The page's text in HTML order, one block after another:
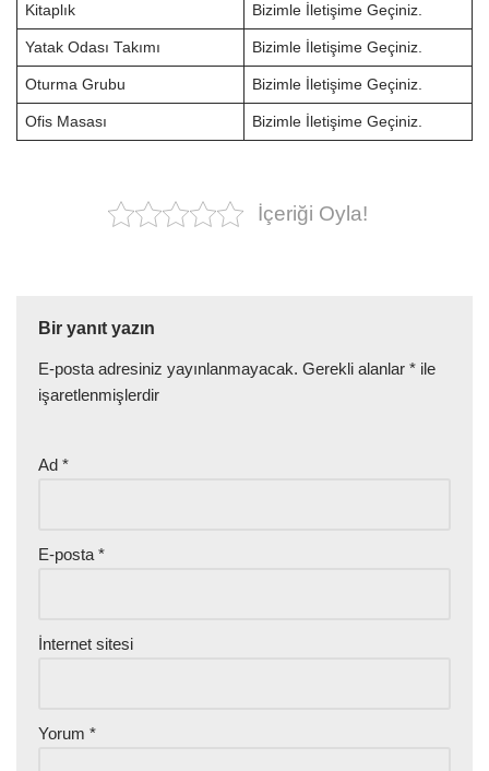
Kitaplık Bizimle İletişime Geçiniz.
Yatak Odası Takımı Bizimle İletişime Geçiniz.
Oturma Grubu Bizimle İletişime Geçiniz.
Ofis Masası Bizimle İletişime Geçiniz.
İçeriği Oyla!
Bir yanıt yazın
E-posta adresiniz yayınlanmayacak. Gerekli alanlar * ile
işaretlenmişlerdir
Ad *
E-posta *
İnternet sitesi
Yorum *